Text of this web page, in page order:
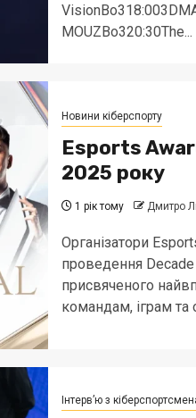
MOUZBo320:30The...
Новини кіберспорту
Esports
2025 року
1 рік тому Дмитро
Організатори
проведення
присвяченого
командам, іграм та
Інтерв’ю з